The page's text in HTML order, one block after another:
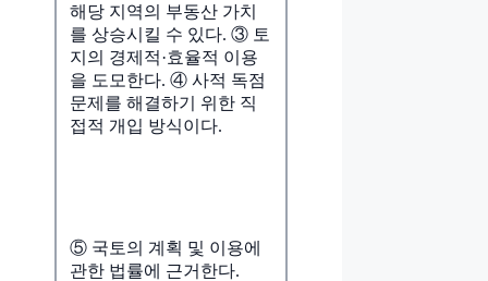
해당 지역의 부동산 가치
를 상승시킬 수 있다. ③ 토
지의 경제적·효율적 이용
을 도모한다. ④ 사적 독점
문제를 해결하기 위한 직
접적 개입 방식이다.
⑤ 국토의 계획 및 이용에
관한 법률에 근거한다.